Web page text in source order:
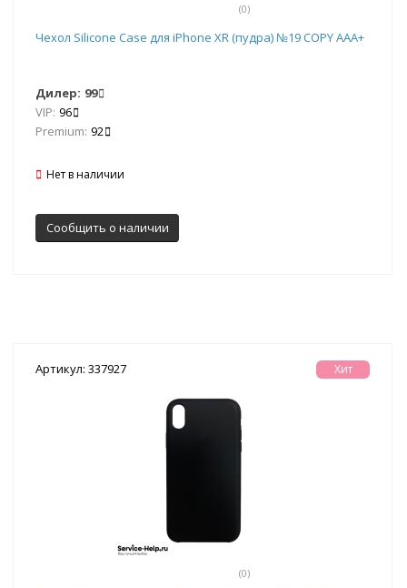
(0)
Чехол Silicone Case для iPhone XR (пудра) №19 COPY AAA+
Дилер: 99
VIP: 96
Premium: 92
Нет в наличии
Сообщить о наличии
Артикул: 337927
(0)
Хит